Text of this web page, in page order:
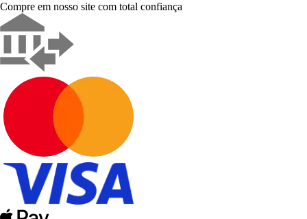
Compre em nosso site com total confiança